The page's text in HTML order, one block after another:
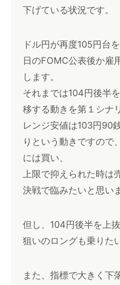
下げている状況です。
ドル円が再度105円台
日のFOMC公表後か雇
します。
それまでは104円後半
移する動きを第１シナ
レンジ安値は103円90
りという動きですので
には買い、
上限で抑えられた時は
決戦で臨みたいと思い
但し、104円後半を上
狙いのロングも乗りた
また、指標で大きく下